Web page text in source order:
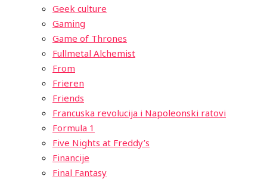
Geek culture
Gaming
Game of Thrones
Fullmetal Alchemist
From
Frieren
Friends
Francuska revolucija i Napoleonski ratovi
Formula 1
Five Nights at Freddy’s
Financije
Final Fantasy